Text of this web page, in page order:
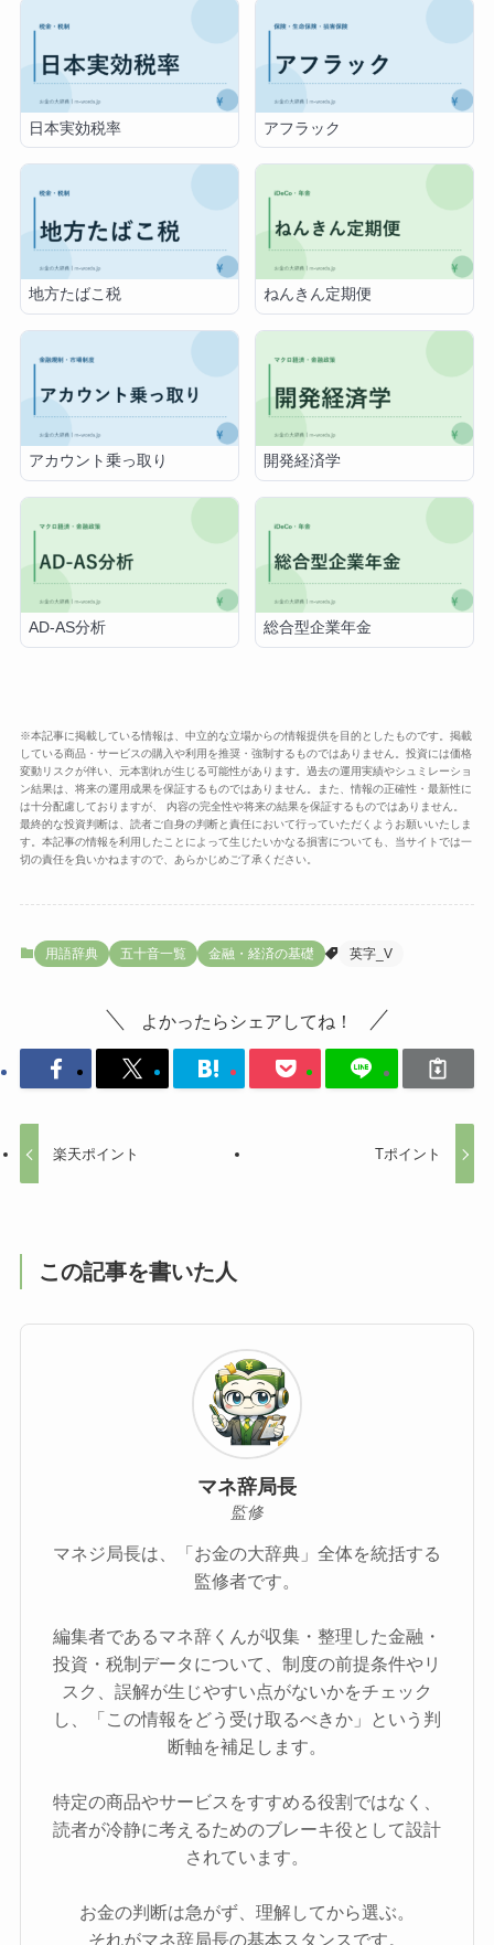
日本実効税率 アフラック
地方たばこ税 ねんきん定期便
アカウント乗っ取り 開発経済学
AD-AS分析 総合型企業年金
※本記事に掲載している情報は、中立的な立場からの情報提供を目的としたものです。掲載
している商品・サービスの購入や利用を推奨・強制するものではありません。投資には価格
変動リスクが伴い、元本割れが生じる可能性があります。過去の運用実績やシュミレーショ
ン結果は、将来の運用成果を保証するものではありません。また、情報の正確性・最新性に
は十分配慮しておりますが、 内容の完全性や将来の結果を保証するものではありません。
最終的な投資判断は、読者ご自身の判断と責任において行っていただくようお願いいたしま
す。本記事の情報を利用したことによって生じたいかなる損害についても、当サイトでは一
切の責任を負いかねますので、あらかじめご了承ください。
用語辞典 五十音一覧 金融・経済の基礎 英字_V
よかったらシェアしてね！
楽天ポイント Tポイント
この記事を書いた人
マネ辞局長
監修
マネジ局長は、「お金の大辞典」全体を統括する
監修者です。
編集者であるマネ辞くんが収集・整理した金融・
投資・税制データについて、制度の前提条件やリ
スク、誤解が生じやすい点がないかをチェック
し、「この情報をどう受け取るべきか」という判
断軸を補足します。
特定の商品やサービスをすすめる役割ではなく、
読者が冷静に考えるためのブレーキ役として設計
されています。
お金の判断は急がず、理解してから選ぶ。
それがマネ辞局長の基本スタンスです。